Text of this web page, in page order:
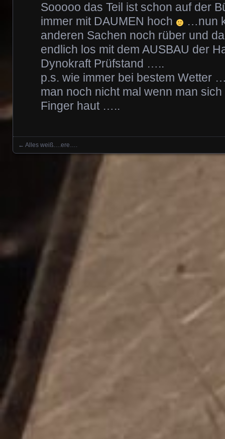
Sooooo das Teil ist schon auf der
immer mit DAUMEN hoch
…nun
anderen Sachen noch rüber und
endlich los mit dem AUSBAU der
Dynokraft Prüfstand …..
p.s. wie immer bei bestem Wetter
man noch nicht mal wenn man
Finger haut …..
Posts navigation
← Alles weiß….ere….